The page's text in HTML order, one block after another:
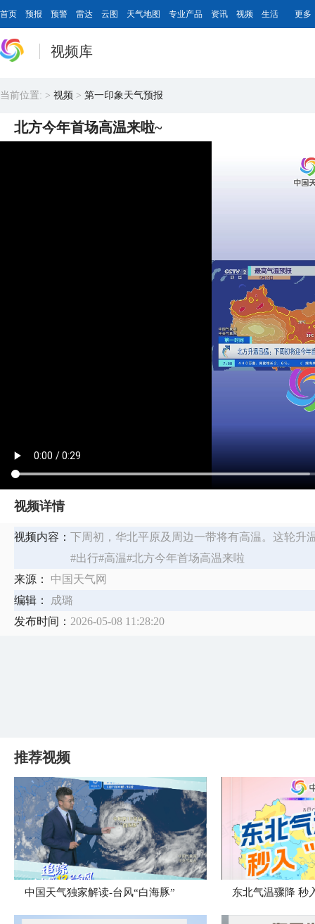
首页 预报 预警 雷达 云图 天气地图 专业产品 资讯 视频 生活 更多
视频库
当前位置: > 视频 > 第一印象天气预报
北方今年首场高温来啦~
视频详情
视频内容： 下周初，华北平原及周边一带将有高温。这轮升
#出行#高温#北方今年首场高温来啦
来源：
中国天气网
编辑：
成璐
发布时间： 2026-05-08 11:28:20
推荐视频
中国天气独家解读-台风“白海豚” 东北气温骤降 秒